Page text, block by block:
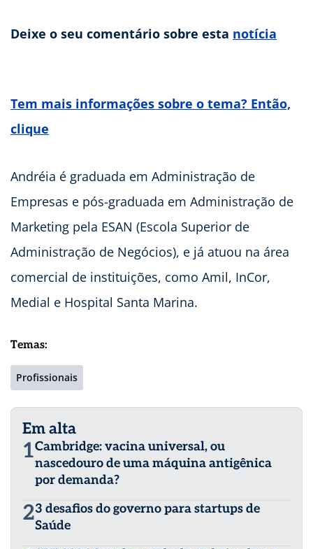
Deixe o seu comentário sobre esta notícia
Tem mais informações sobre o tema? Então,
clique
Andréia é graduada em Administração de
Empresas e pós-graduada em Administração de
Marketing pela ESAN (Escola Superior de
Administração de Negócios), e já atuou na área
comercial de instituições, como Amil, InCor,
Medial e Hospital Santa Marina.
Temas:
Profissionais
Em alta
1Cambridge: vacina universal, ou
nascedouro de uma máquina antigênica
por demanda?
23 desafios do governo para startups de
Saúde